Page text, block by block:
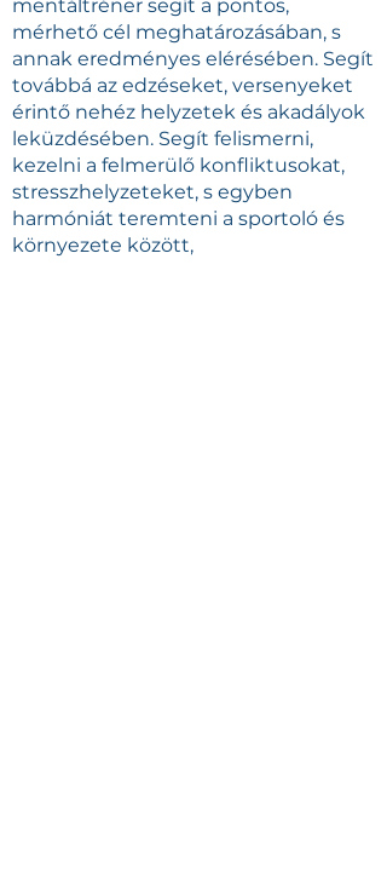
mentáltréner segít a pontos,
mérhető cél meghatározásában, s
annak eredményes elérésében. Segít
továbbá az edzéseket, versenyeket
érintő nehéz helyzetek és akadályok
leküzdésében. Segít felismerni,
kezelni a felmerülő konfliktusokat,
stresszhelyzeteket, s egyben
harmóniát teremteni a sportoló és
környezete között,